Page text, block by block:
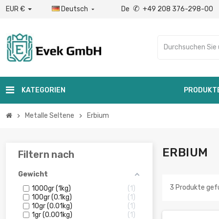
EUR € Deutsch  De ✆ +49 208 376-298-00
KATEGORIEN
chevron_right Metalle Seltene chevron_right Erbium
Filtern nach
Gewicht
1000gr (1kg)
1
100gr (0.1kg)
1
10gr (0.01kg)
1
1gr (0.001kg)
1
ERBIUM
3 Produkte